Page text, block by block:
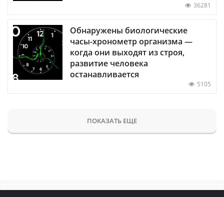
36281
Обнаружены биологические
часы-хронометр организма —
когда они выходят из строя,
развитие человека
останавливается
5105
ПОКАЗАТЬ ЕЩЕ